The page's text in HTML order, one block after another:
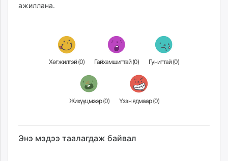
ажиллана.
Хөгжилтэй (0) Гайхамшигтай (0) Гунигтай (0)
Жихүүцмээр (0) Үзэн ядмаар (0)
Энэ мэдээ таалагдаж байвал